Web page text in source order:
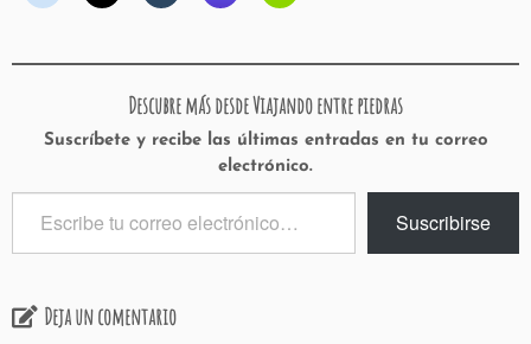
Descubre más desde Viajando entre piedras
Suscríbete y recibe las últimas entradas en tu correo
electrónico.
correo
Suscribirse
Deja un comentario